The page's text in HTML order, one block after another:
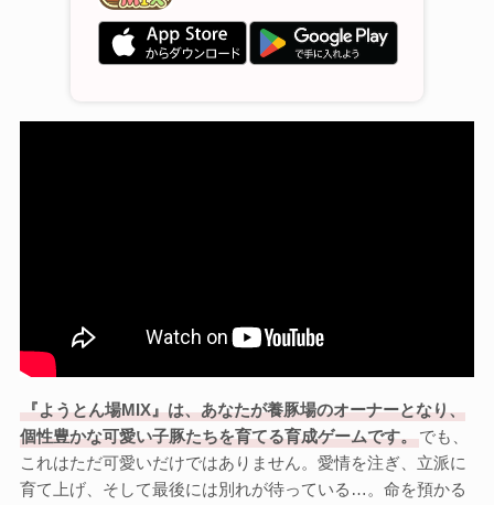
『ようとん場MIX』は、あなたが養豚場のオーナーとなり、
個性豊かな可愛い子豚たちを育てる育成ゲームです。でも、
これはただ可愛いだけではありません。愛情を注ぎ、立派に
育て上げ、そして最後には別れが待っている…。命を預かる